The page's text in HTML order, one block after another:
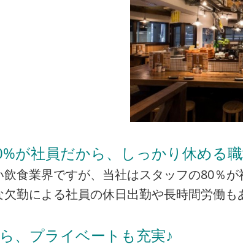
が社員だから、しっかり休める
飲食業界ですが、当社はスタッフの80％
欠勤による社員の休日出勤や長時間労働も
、プライベートも充実♪